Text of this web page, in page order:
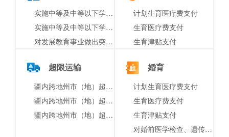
实施中等及中等以下学历教育、学前教育、自学考试助学及其他文化教育的学校设立审批
实施中等及中等以下学历教育、学前教育、自学考试助学及其他文化教育的学校变更审批
对发展教育事业做出突出贡献的奖励
计划生育医疗费支付
生育医疗费支付
生育津贴支付
超限运输
疆内跨地州市（地）超限（超重）运输车辆行驶公路的审批（初次申请）
疆内跨地州市（地）超限（超重）运输车辆行驶公路的审批（车辆变更）
疆内跨地州市（地）超限（超重）运输车辆行驶公路的审批（申请延续）
婚育
计划生育医疗费支付
生育医疗费支付
生育津贴支付
对婚前医学检查、遗传病诊断和产前诊断结果有异议的医学技术鉴定